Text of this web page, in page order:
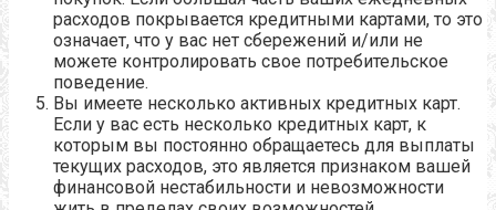
расходов покрывается кредитными картами, то это
означает, что у вас нет сбережений и/или не
можете контролировать свое потребительское
поведение.
Вы имеете несколько активных кредитных карт.
Если у вас есть несколько кредитных карт, к
которым вы постоянно обращаетесь для выплаты
текущих расходов, это является признаком вашей
финансовой нестабильности и невозможности